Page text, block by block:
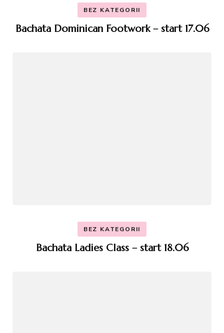
BEZ KATEGORII
Bachata Dominican Footwork – start 17.06
BEZ KATEGORII
Bachata Ladies Class – start 18.06